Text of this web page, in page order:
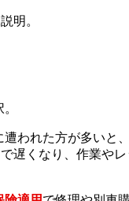
明。
われた方が多いと
遅くなり、作業や